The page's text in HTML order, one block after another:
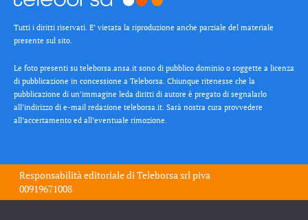
Tutti i diritti riservati. E’ vietata la riproduzione anche parziale del materiale
presente sul sito.
Le foto presenti su teleborsa.ansa.it sono di pubblico dominio o soggette a licenza
di pubblicazione in concessione a Teleborsa. Chiunque ritenesse che la
pubblicazione di un’immagine leda diritti di autore è pregato di segnalarlo
all’indirizzo di e-mail redazione teleborsa.it. Sarà nostra cura provvedere
all’accertamento ed all’eventuale rimozione.
Responsabilità editoriale diTeleborsa srlpiva
00919671008